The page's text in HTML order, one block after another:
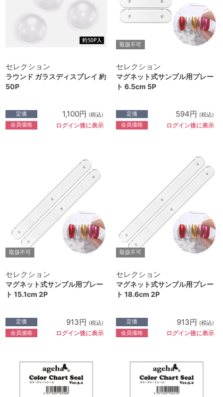
セレクション
ラウンド ガラスディスプレイ 約
50P
定価 1,100円 (税込)
会員価格 ログイン後に表示
取扱不可
セレクション
マグネット式サンプル用プレー
ト 6.5cm 5P
定価 594円 (税込)
会員価格 ログイン後に表示
取扱不可
セレクション
マグネット式サンプル用プレー
ト 15.1cm 2P
定価 913円 (税込)
会員価格 ログイン後に表示
取扱不可
セレクション
マグネット式サンプル用プレー
ト 18.6cm 2P
定価 913円 (税込)
会員価格 ログイン後に表示